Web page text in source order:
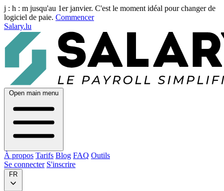
j : h : m jusqu'au 1er janvier. C'est le moment idéal pour changer de
logiciel de paie. Commencer
Salary.lu
Open main menu
À propos Tarifs Blog FAQ Outils
Se connecter S'inscrire
FR